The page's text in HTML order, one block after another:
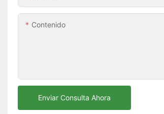
Contenido
Enviar Consulta Ahora